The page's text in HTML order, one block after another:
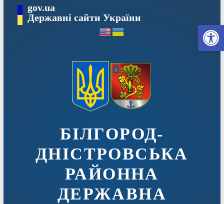
вмісту
gov.ua
Державні сайти України
БІЛГОРОД-
ДНІСТРОВСЬКА
РАЙОННА
ДЕРЖАВНА